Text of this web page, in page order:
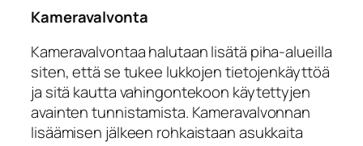
Kameravalvonta
Kameravalvontaa halutaan lisätä piha-alueilla
siten, että se tukee lukkojen tietojenkäyttöä
ja sitä kautta vahingontekoon käytettyjen
avainten tunnistamista. Kameravalvonnan
lisäämisen jälkeen rohkaistaan asukkaita